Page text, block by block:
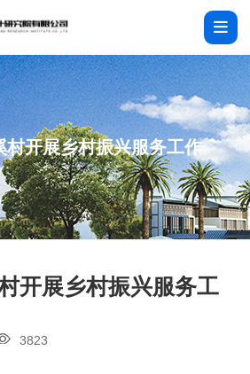
村开展乡村振兴服务工作
开展乡村振兴服务工
3823